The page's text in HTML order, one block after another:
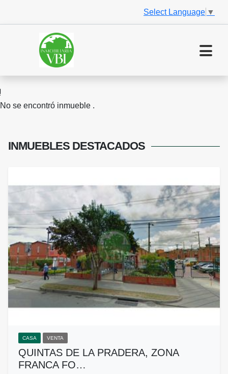
Select Language ▼
No se encontró inmueble .
INMUEBLES DESTACADOS
CASA VENTA
QUINTAS DE LA PRADERA, ZONA
FRANCA FO…